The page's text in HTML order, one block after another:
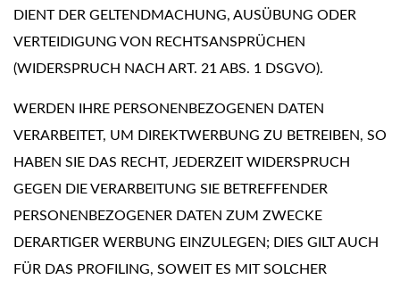
DIENT DER GELTENDMACHUNG, AUSÜBUNG ODER
VERTEIDIGUNG VON RECHTSANSPRÜCHEN
(WIDERSPRUCH NACH ART. 21 ABS. 1 DSGVO).
WERDEN IHRE PERSONENBEZOGENEN DATEN
VERARBEITET, UM DIREKTWERBUNG ZU BETREIBEN, SO
HABEN SIE DAS RECHT, JEDERZEIT WIDERSPRUCH
GEGEN DIE VERARBEITUNG SIE BETREFFENDER
PERSONENBEZOGENER DATEN ZUM ZWECKE
DERARTIGER WERBUNG EINZULEGEN; DIES GILT AUCH
FÜR DAS PROFILING, SOWEIT ES MIT SOLCHER